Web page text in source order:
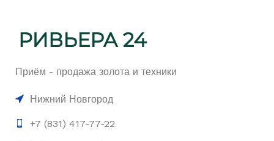
Приём - продажа золота и техники
Нижний Новгород
+7 (831) 417-77-22